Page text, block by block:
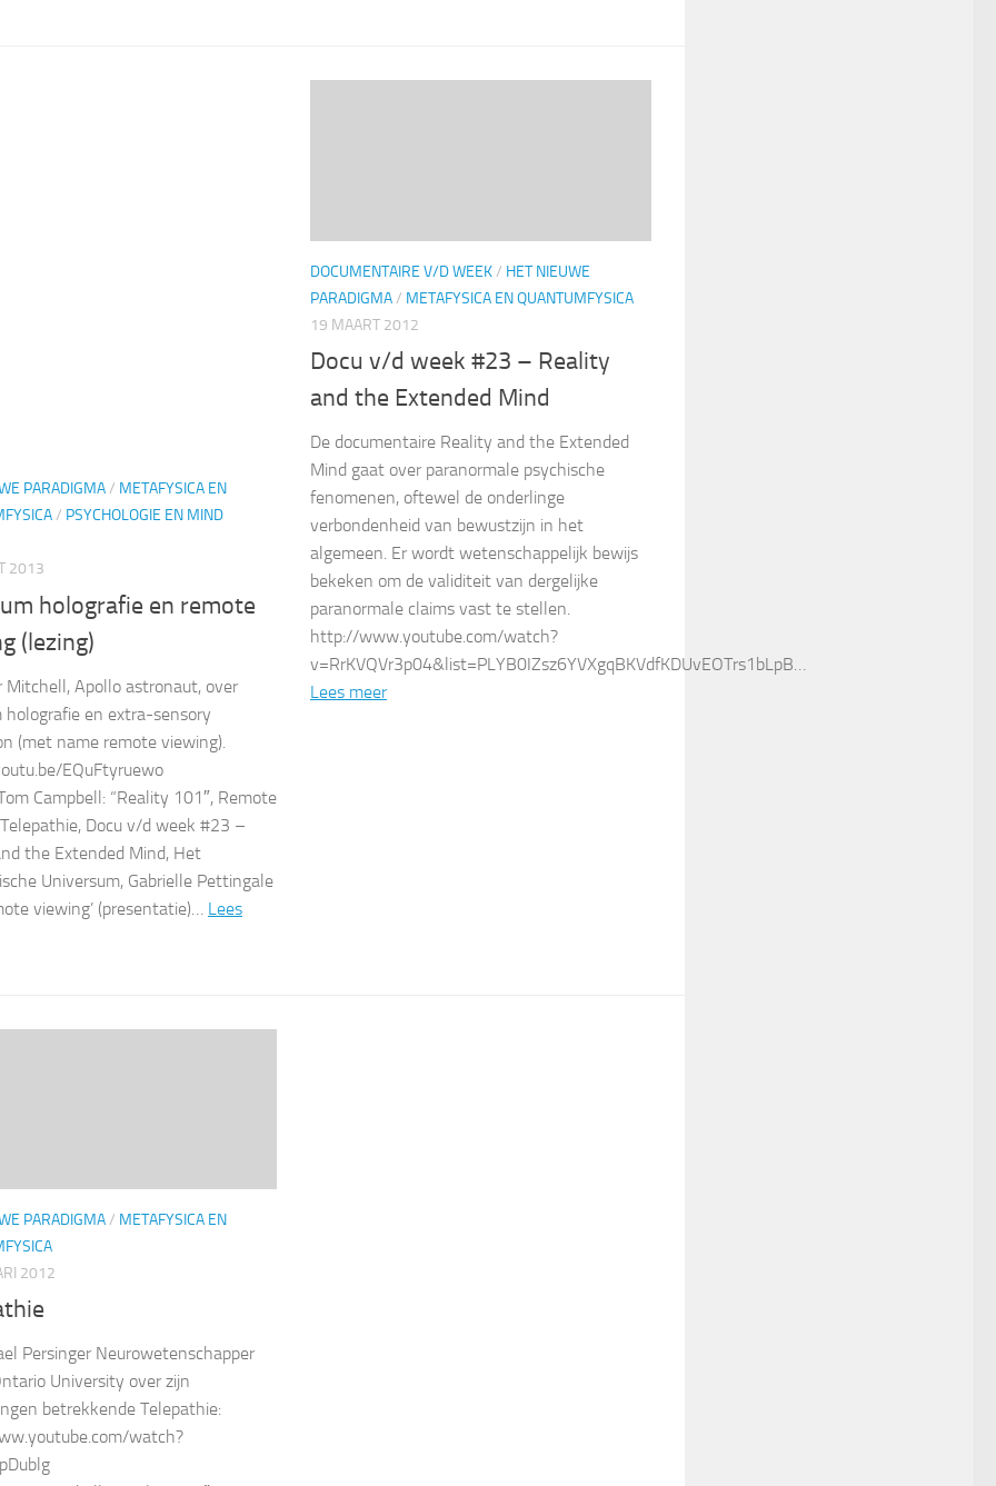
PARADIGMA/ METAFYSICA EN
/ PSYCHOLOGIE EN MIND
2013
holografie en remote
(lezing)
Mitchell, Apollo astronaut, over
holografie en extra-sensory
(met name remote viewing).
EQuFtyruewo
Campbell: “Reality 101″, Remote
Docu v/d week #23 –
the Extended Mind, Het
Universum, Gabrielle Pettingale
viewing’ (presentatie)… Lees
DOCUMENTAIRE V/D WEEK/ HET NIEUWE
PARADIGMA/ METAFYSICA EN QUANTUMFYSICA
19 MAART 2012
Docu v/d week #23 – Reality
and the Extended Mind
De documentaire Reality and the Extended
Mind gaat over paranormale psychische
fenomenen, oftewel de onderlinge
verbondenheid van bewustzijn in het
algemeen. Er wordt wetenschappelijk bewijs
bekeken om de validiteit van dergelijke
paranormale claims vast te stellen.
http://www.youtube.com/watch?
v=RrKVQVr3p04&list=PLYB0IZsz6YVXgqBKVdfKDUvEOTrs1bLpB…
Lees meer
PARADIGMA/ METAFYSICA EN
2012
Persinger Neurowetenschapper
University over zijn
betrekkende Telepathie:
watch?